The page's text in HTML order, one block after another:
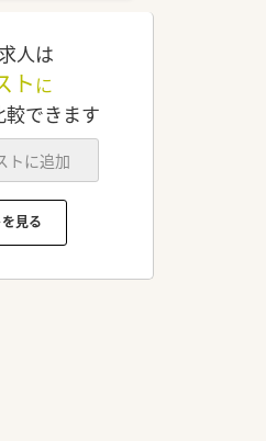
人は
ト に
できます
トに追加
見る